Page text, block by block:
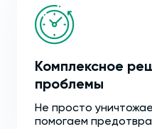
Комплексное
проблемы
Не просто
помогаем